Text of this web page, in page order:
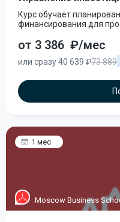
Курс обучает
финансирования для
от 3 386 ₽/мес
или сразу 40 639 ₽73 889
1 мес
Moscow Business